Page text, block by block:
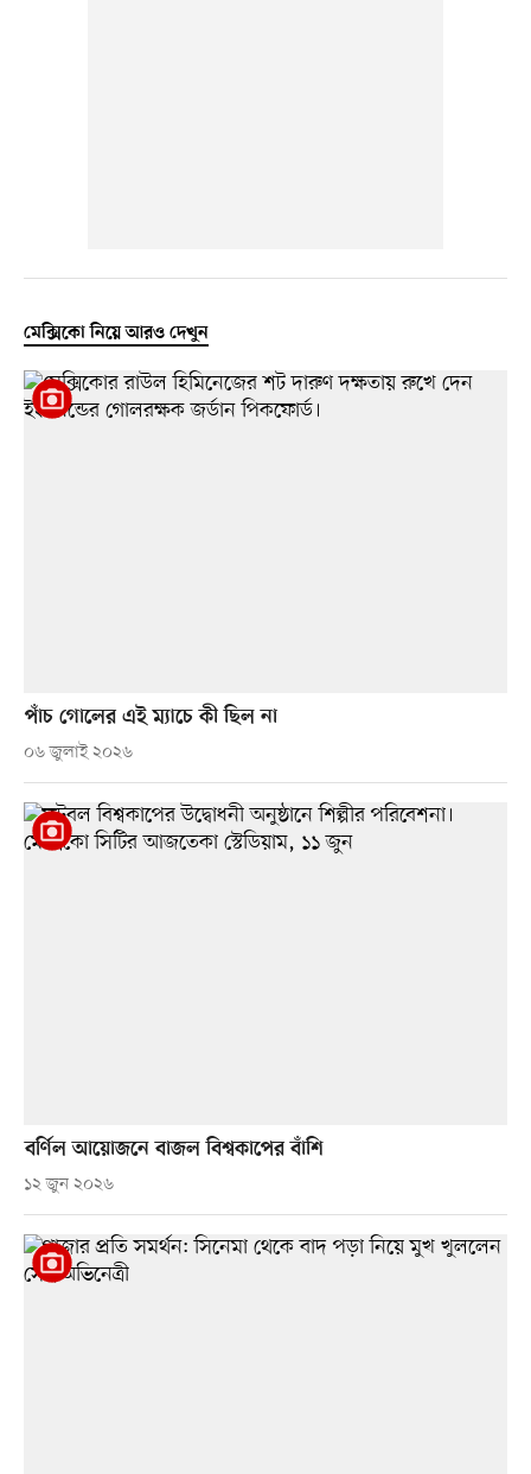
মেক্সিকো নিয়ে আরও দেখুন
পাঁচ গোলের এই ম্যাচে কী ছিল না
০৬ জুলাই ২০২৬
বর্ণিল আয়োজনে বাজল বিশ্বকাপের বাঁশি
১২ জুন ২০২৬